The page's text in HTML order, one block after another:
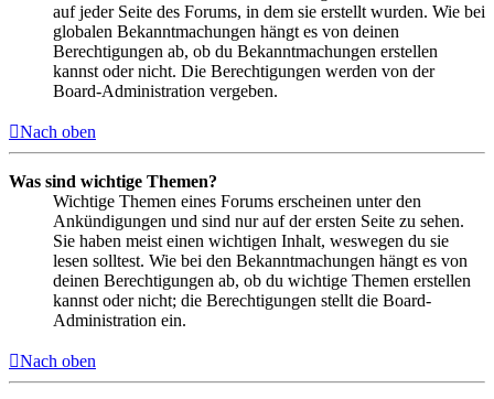
auf jeder Seite des Forums, in dem sie erstellt wurden. Wie bei
globalen Bekanntmachungen hängt es von deinen
Berechtigungen ab, ob du Bekanntmachungen erstellen
kannst oder nicht. Die Berechtigungen werden von der
Board-Administration vergeben.
Nach oben
Was sind wichtige Themen?
Wichtige Themen eines Forums erscheinen unter den
Ankündigungen und sind nur auf der ersten Seite zu sehen.
Sie haben meist einen wichtigen Inhalt, weswegen du sie
lesen solltest. Wie bei den Bekanntmachungen hängt es von
deinen Berechtigungen ab, ob du wichtige Themen erstellen
kannst oder nicht; die Berechtigungen stellt die Board-
Administration ein.
Nach oben